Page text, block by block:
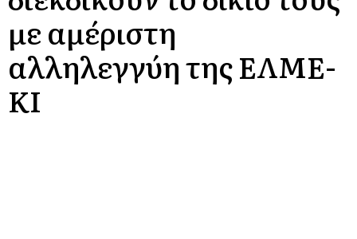
με αμέριστη
αλληλεγγύη της ΕΛΜΕ-
ΚΙ